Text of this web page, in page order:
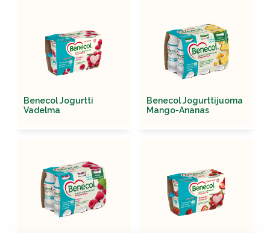
Benecol Jogurtti
Vadelma
Benecol Jogurttijuoma
Mango-Ananas